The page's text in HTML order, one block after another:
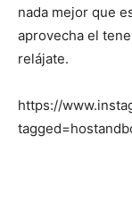
nada mejor que
aprovecha el
relájate.
https://